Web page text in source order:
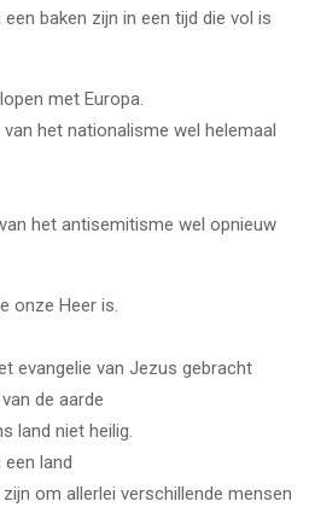
baken zijn in een tijd die vol is
met Europa.
het nationalisme wel helemaal
het antisemitisme wel opnieuw
onze Heer is.
evangelie van Jezus gebracht
de aarde
land niet heilig.
een land
om allerlei verschillende mensen